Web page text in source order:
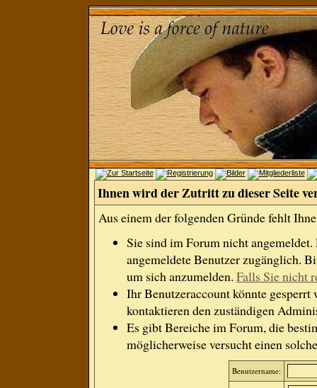
Ihnen wird der Zutritt zu dieser Seite
Aus einem der folgenden Gründe fehlt
Sie sind im Forum nicht
angemeldete Benutzer zugänglich.
um sich anzumelden. Falls Sie nicht
Ihr Benutzeraccount könnte gesperrt
kontaktieren den zuständigen
Es gibt Bereiche im Forum, die
möglicherweise versucht einen
Benutzername: